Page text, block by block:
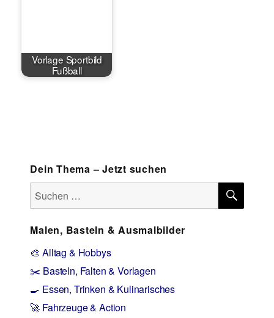
Vorlage Sportbild
Fußball
Dein Thema – Jetzt suchen
Suchen
nach:
Malen, Basteln & Ausmalbilder
🎨 Alltag & Hobbys
✂️ Basteln, Falten & Vorlagen
🍳 Essen, Trinken & Kulinarisches
🚀 Fahrzeuge & Action